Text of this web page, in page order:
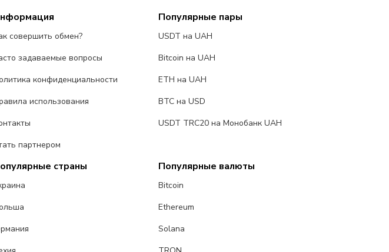
совершить обмен?
задаваемые вопросы
конфиденциальности
использования
партнером
Популярные пары
USDT на UAH
Bitcoin на UAH
ETH на UAH
BTC на USD
USDT TRC20 на Монобанк UAH
страны Популярные валюты
Bitcoin
Ethereum
Solana